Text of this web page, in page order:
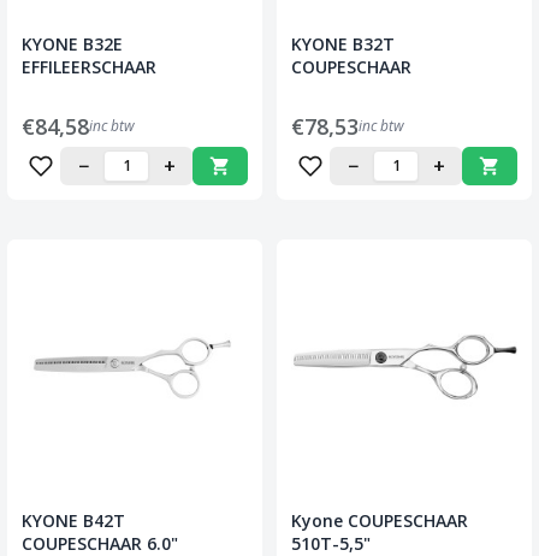
KYONE B32E
EFFILEERSCHAAR
€84,58inc btw
− +
KYONE B32T
COUPESCHAAR
€78,53inc btw
− +
KYONE B42T
COUPESCHAAR 6.0"
Kyone COUPESCHAAR
510T-5,5"